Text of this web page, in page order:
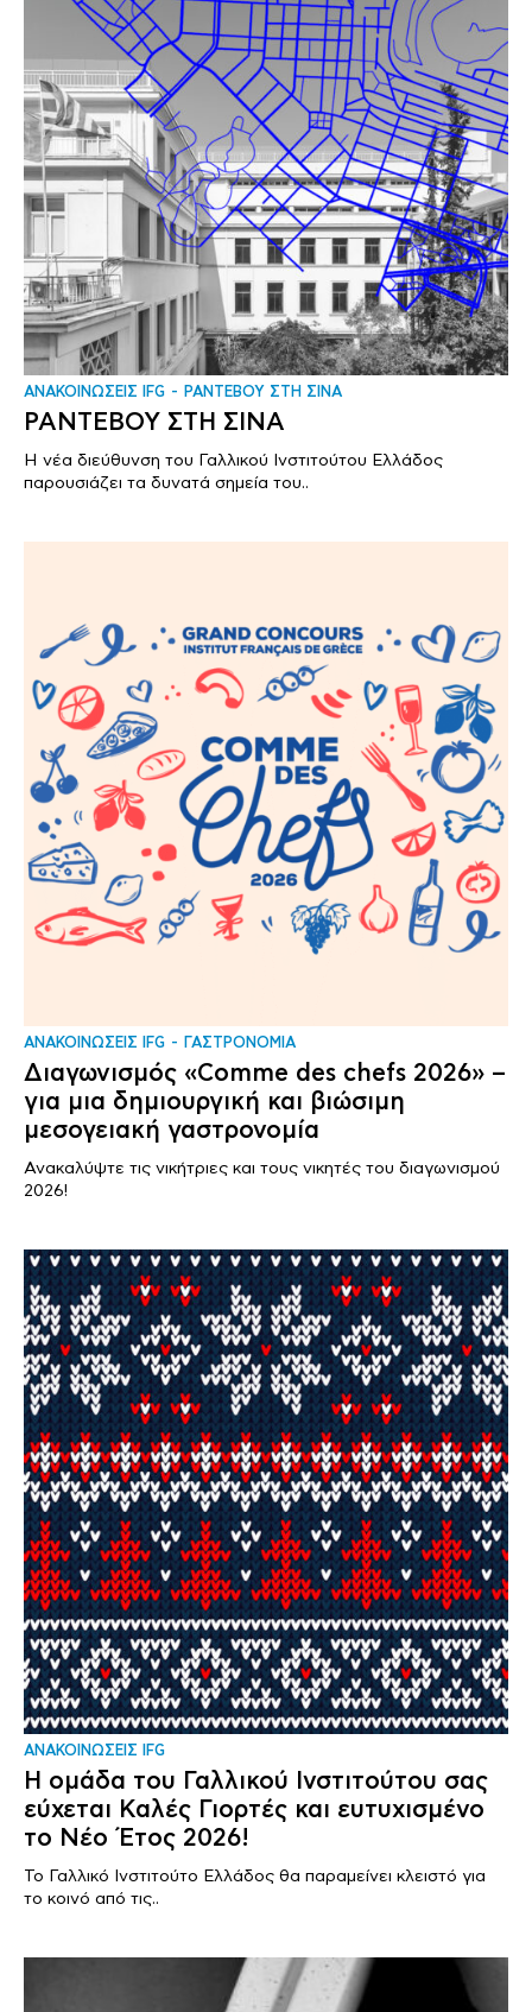
ΑΝΑΚΟΙΝΩΣΕΙΣ IFG ΡΑΝΤΕΒΟΥ ΣΤΗ ΣΙΝΑ
ΡΑΝΤΕΒΟΥ ΣΤΗ ΣΙΝΑ
Η νέα διεύθυνση του Γαλλικού Ινστιτούτου Ελλάδος
παρουσιάζει τα δυνατά σημεία του..
ΑΝΑΚΟΙΝΩΣΕΙΣ IFG ΓΑΣΤΡΟΝΟΜΙΑ
Διαγωνισμός «Comme des chefs 2026» –
για μια δημιουργική και βιώσιμη
μεσογειακή γαστρονομία
Ανακαλύψτε τις νικήτριες και τους νικητές του διαγωνισμού
2026!
ΑΝΑΚΟΙΝΩΣΕΙΣ IFG
Η ομάδα του Γαλλικού Ινστιτούτου σας
εύχεται Καλές Γιορτές και ευτυχισμένο
το Νέο Έτος 2026!
Το Γαλλικό Ινστιτούτο Ελλάδος θα παραμείνει κλειστό για
το κοινό από τις..